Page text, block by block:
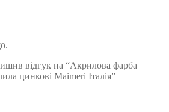
відгук на “Акрилова фарба
цинкові Maimeri Італія”